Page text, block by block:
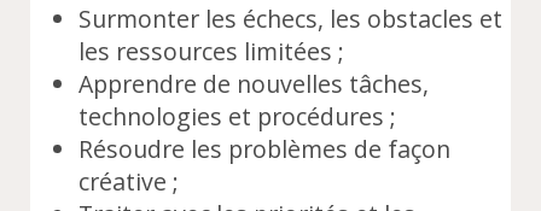
Surmonter les échecs, les obstacles et
les ressources limitées ;
Apprendre de nouvelles tâches,
technologies et procédures ;
Résoudre les problèmes de façon
créative ;